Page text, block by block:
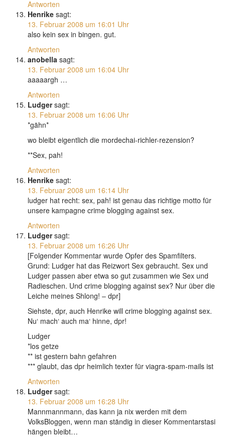
Antworten
Henrike sagt:
13. Februar 2008 um 16:01 Uhr
also kein sex in bingen. gut.
Antworten
anobella sagt:
13. Februar 2008 um 16:04 Uhr
aaaaargh …
Antworten
Ludger sagt:
13. Februar 2008 um 16:06 Uhr
*gähn*
wo bleibt eigentlich die mordechai-richler-rezension?
**Sex, pah!
Antworten
Henrike sagt:
13. Februar 2008 um 16:14 Uhr
ludger hat recht: sex, pah! ist genau das richtige motto für
unsere kampagne crime blogging against sex.
Antworten
Ludger sagt:
13. Februar 2008 um 16:26 Uhr
[Folgender Kommentar wurde Opfer des Spamfilters.
Grund: Ludger hat das Reizwort Sex gebraucht. Sex und
Ludger passen aber etwa so gut zusammen wie Sex und
Radieschen. Und crime blogging against sex? Nur über die
Leiche meines Shlong! – dpr]
Siehste, dpr, auch Henrike will crime blogging against sex.
Nu‘ mach‘ auch ma‘ hinne, dpr!
Ludger
*los getze
** ist gestern bahn gefahren
*** glaubt, das dpr heimlich texter für viagra-spam-mails ist
Antworten
Ludger sagt:
13. Februar 2008 um 16:28 Uhr
Mannmannmann, das kann ja nix werden mit dem
VolksBloggen, wenn man ständig in dieser Kommentarstasi
hängen bleibt…